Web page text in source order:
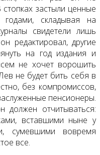
застыли ценные
складывая на
свидетели лишь
редактировал, другие
на год издания и
не хочет ворошить
не будет бить себя в
без компромиссов,
пенсионеры.
отчитываться:
вставшими ныне у
сумевшими вовремя
все.